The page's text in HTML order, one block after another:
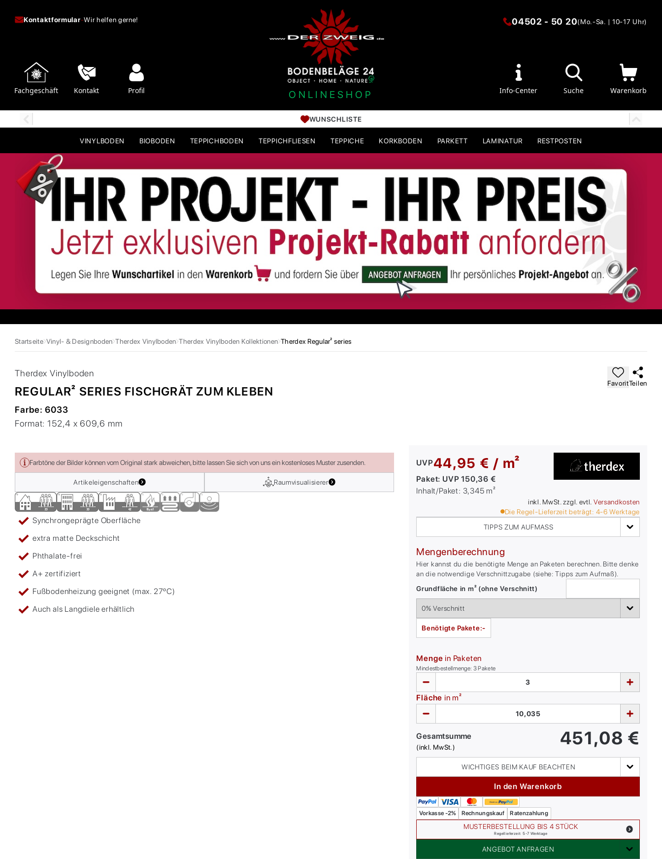
Kontaktformular-Wir helfen gerne!
Fachgeschäft Kontakt Profil ONLINESHOP
04502 - 50 20(Mo.-Sa. | 10-17 Uhr)
Info-Center Suche Warenkorb
WUNSCHLISTE
VINYLBODEN BIOBODEN TEPPICHBODEN TEPPICHFLIESEN TEPPICHE KORKBODEN PARKETT LAMINATUR RESTPOSTEN
Startseite Vinyl- & Designboden Therdex Vinylboden Therdex Vinylboden Kollektionen Therdex Regular² series
Therdex Vinylboden
REGULAR² SERIES FISCHGRÄT ZUM KLEBEN
Farbe:6033
Format:152,4 x 609,6 mm
FavoritTeilen
Farbtöne der Bilder können vom Original stark abweichen, bitte lassen Sie sich von uns ein kostenloses Muster zusenden.
Artikeleigenschaften Raumvisualisierer
Synchrongeprägte Oberfläche
extra matte Deckschicht
Phthalate-frei
A+ zertifiziert
Fußbodenheizung geeignet (max. 27ºC)
Auch als Langdiele erhältlich
UVP44,95 € / m²
Paket: UVP150,36 €
Inhalt/Paket: 3,345 m²
inkl. MwSt. zzgl. evtl. Versandkosten
Die Regel-Lieferzeit beträgt: 4-6 Werktage
TIPPS ZUM AUFMASS
Mengenberechnung
Hier kannst du die benötigte Menge an Paketen berechnen. Bitte denke
an die notwendige Verschnittzugabe (siehe: Tipps zum Aufmaß).
Grundfläche in m² (ohne Verschnitt)
Benötigte Pakete:-
Menge in Paketen
Mindestbestellmenge: 3Pakete
Fläche in m²
Gesamtsumme
(inkl. MwSt.) 451,08 €
WICHTIGES BEIM KAUF BEACHTEN
In den Warenkorb
Vorkasse -2% Rechnungskauf Ratenzahlung
MUSTERBESTELLUNG BIS 4 STÜCK
Regellieferzeit: 5-7 Werktage
ANGEBOT ANFRAGEN